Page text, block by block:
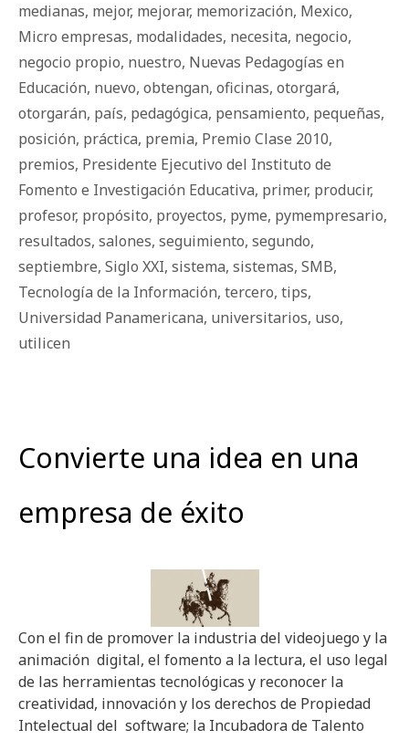
medianas, mejor, mejorar, memorización, Mexico,
Micro empresas, modalidades, necesita, negocio,
negocio propio, nuestro, Nuevas Pedagogías en
Educación, nuevo, obtengan, oficinas, otorgará,
otorgarán, país, pedagógica, pensamiento, pequeñas,
posición, práctica, premia, Premio Clase 2010,
premios, Presidente Ejecutivo del Instituto de
Fomento e Investigación Educativa, primer, producir,
profesor, propósito, proyectos, pyme, pymempresario,
resultados, salones, seguimiento, segundo,
septiembre, Siglo XXI, sistema, sistemas, SMB,
Tecnología de la Información, tercero, tips,
Universidad Panamericana, universitarios, uso,
utilicen
Convierte una idea en una
empresa de éxito
Con el fin de promover la industria del videojuego y la
animación digital, el fomento a la lectura, el uso legal
de las herramientas tecnológicas y reconocer la
creatividad, innovación y los derechos de Propiedad
Intelectual del software; la Incubadora de Talento